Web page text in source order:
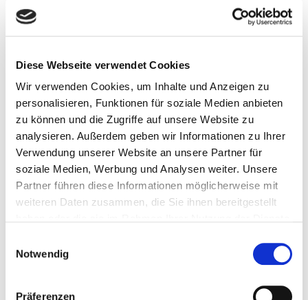
Diese Webseite verwendet Cookies
Wir verwenden Cookies, um Inhalte und Anzeigen zu
personalisieren, Funktionen für soziale Medien anbieten
zu können und die Zugriffe auf unsere Website zu
analysieren. Außerdem geben wir Informationen zu Ihrer
Verwendung unserer Website an unsere Partner für
soziale Medien, Werbung und Analysen weiter. Unsere
Partner führen diese Informationen möglicherweise mit
weiteren Daten zusammen, die Sie ihnen bereitgestellt
Notwendig
Präferenzen
Sie interessieren sich für unsere
Lamellendächer?
Schauen Sie sich doch unsere vielfältigen
Lamellendach-Modelle an – sicher ist auch das
passende für Sie dabei.
Lamellendächer im Überblick
So wird das Lamellendach zur